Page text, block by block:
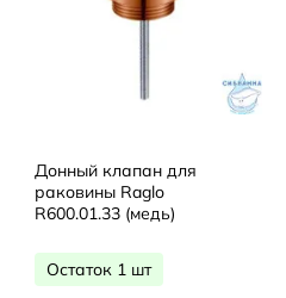
Донный клапан для
раковины Raglo
R600.01.33 (медь)
Остаток 1 шт